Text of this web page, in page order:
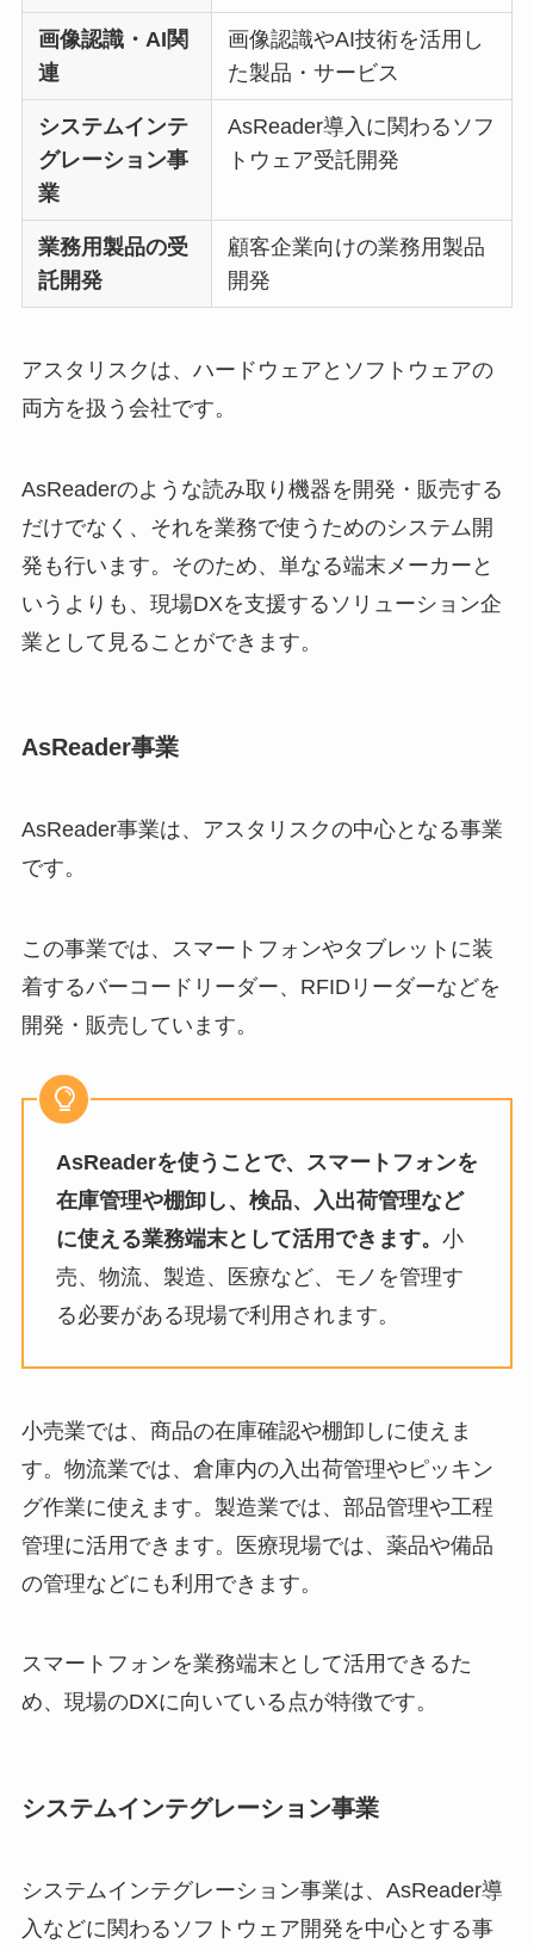
画像認識・AI関
連
画像認識やAI技術を活用し
た製品・サービス
システムインテ
グレーション事
業
AsReader導入に関わるソフ
トウェア受託開発
業務用製品の受
託開発
顧客企業向けの業務用製品
開発
アスタリスクは、ハードウェアとソフトウェアの
両方を扱う会社です。
AsReaderのような読み取り機器を開発・販売する
だけでなく、それを業務で使うためのシステム開
発も行います。そのため、単なる端末メーカーと
いうよりも、現場DXを支援するソリューション企
業として見ることができます。
AsReader事業
AsReader事業は、アスタリスクの中心となる事業
です。
この事業では、スマートフォンやタブレットに装
着するバーコードリーダー、RFIDリーダーなどを
開発・販売しています。
AsReaderを使うことで、スマートフォンを
在庫管理や棚卸し、検品、入出荷管理など
に使える業務端末として活用できます。 小
売、物流、製造、医療など、モノを管理す
る必要がある現場で利用されます。
小売業では、商品の在庫確認や棚卸しに使えま
す。物流業では、倉庫内の入出荷管理やピッキン
グ作業に使えます。製造業では、部品管理や工程
管理に活用できます。医療現場では、薬品や備品
の管理などにも利用できます。
スマートフォンを業務端末として活用できるた
め、現場のDXに向いている点が特徴です。
システムインテグレーション事業
システムインテグレーション事業は、AsReader導
入などに関わるソフトウェア開発を中心とする事